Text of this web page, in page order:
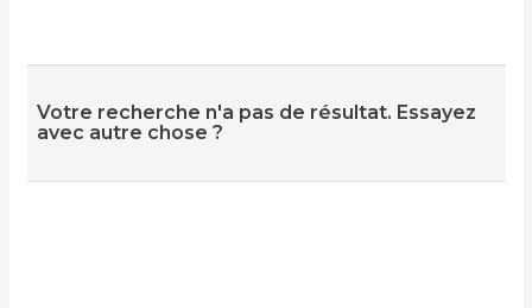
Votre recherche n'a pas de résultat. Essayez
avec autre chose ?